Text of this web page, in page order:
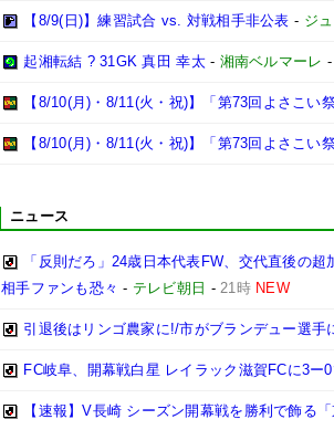
【8/9(日)】練習試合 vs. 対戦相手非公表 - ジ
起湘転結 ? 31GK 真田 幸太- 湘南ベルマーレ
【8/10(月)・8/11(火・祝)】「第73回よさこ
【8/10(月)・8/11(火・祝)】「第73回よさこい
ニュース
「反則だろ」24歳日本代表FW、交代直後の
相手ファンも恐々 - テレビ朝日 -21時 NEW
引退後はリンゴ農家に!/市がブランデュー選手
FC岐阜、開幕戦白星 レイラック滋賀FCに3ー
【速報】V長崎 シーズン開幕戦を勝利で飾る